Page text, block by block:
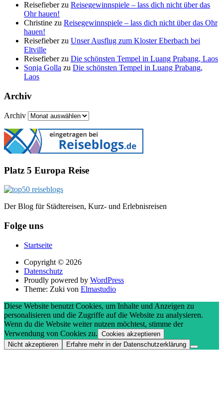
Reisefieberzu Reisegewinnspiele – lass dich nicht über das
Ohr hauen!
Christine zu Reisegewinnspiele – lass dich nicht über das Ohr
hauen!
Reisefieberzu Unser Ausflug zum Kloster Eberbach bei
Eltville
Reisefieberzu Die schönsten Tempel in Luang Prabang, Laos
Sonja Golla zu Die schönsten Tempel in Luang Prabang,
Laos
Archiv
Archiv
Platz 5 Europa Reise
Der Blog für Städtereisen, Kurz- und Erlebnisreisen
Folge uns
Startseite
Copyright © 2026
Datenschutz
Proudly powered by WordPress
Theme: Zuki von Elmastudio
Diese Website benutzt Cookies, um Inhalte und Anzeigen zu
personalisieren und die Zugriffe auf die Website zu analysieren.
Wenn du die Website weiter nutzen möchtest, stimme der
Verwendung von Cookies zu. Cookies akzeptieren
Nicht akzeptieren
Erfahre mehr in der Datenschutzerklärung